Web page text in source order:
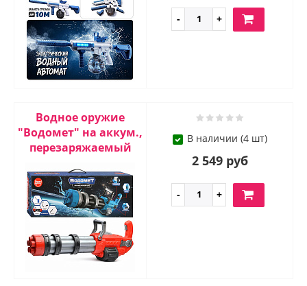
Водное оружие
"Водомет" на аккум.,
перезаряжаемый
В наличии (4 шт)
2 549 руб